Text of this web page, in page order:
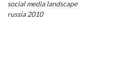
social media landscape
russia 2010